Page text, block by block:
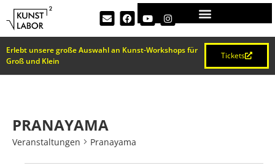
Erlebt unsere große Auswahl an Kunst-Workshops für
Groß und Klein
Tickets
PRANAYAMA
Veranstaltungen Pranayama